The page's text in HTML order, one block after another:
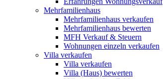
Mehrfamilienhaus
Mehrfamilienhaus verkaufen
Mehrfamilienhaus bewerten
MFH Verkauf & Steuern
Wohnungen einzeln verkaufen
Villa verkaufen
Villa verkaufen
Villa (Haus) bewerten